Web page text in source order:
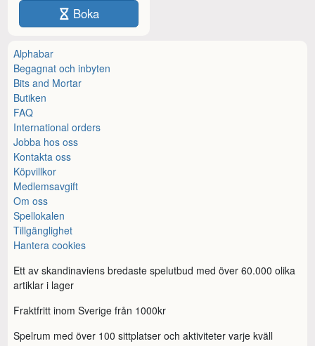
Boka
Alphabar
Begagnat och inbyten
Bits and Mortar
Butiken
FAQ
International orders
Jobba hos oss
Kontakta oss
Köpvillkor
Medlemsavgift
Om oss
Spellokalen
Tillgänglighet
Hantera cookies
Ett av skandinaviens bredaste spelutbud med över 60.000 olika
artiklar i lager
Fraktfritt inom Sverige från 1000kr
Spelrum med över 100 sittplatser och aktiviteter varje kväll